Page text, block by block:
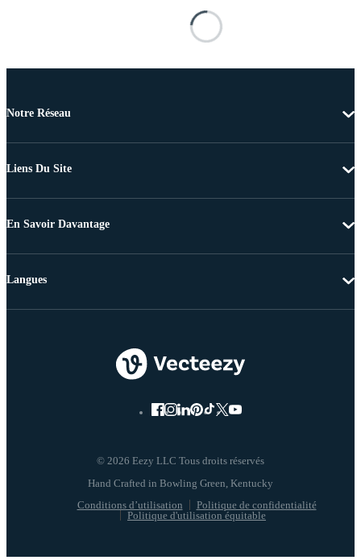
Notre Réseau
Liens Du Site
En Savoir Davantage
© 2026 Eezy LLC Tous droits réservés
Conditions d’utilisation
Politique de confidentialité
Politique d'utilisation équitable
Langues